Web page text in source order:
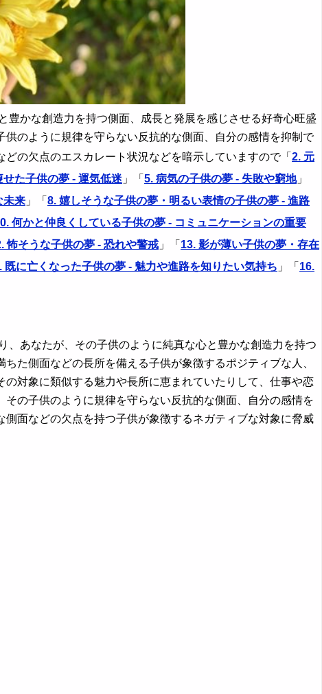
かな創造力を持つ側面、成長と発展を感じさせる好奇心旺盛
のように規律を守らない反抗的な側面、自分の感情を抑制で
の欠点のエスカレート状況などを暗示していますので「 2. 元
せた子供の夢 - 運気低迷 」「 5. 病気の子供の夢 - 失敗や窮地」
未来 」「 8. 嬉しそうな子供の夢・明るい表情の子供の夢 - 進路
何かと仲良くしている子供の夢 - コミュニケーションの重要
怖そうな子供の夢 - 恐れや警戒 」「 13. 影が薄い子供の夢・存在
既に亡くなった子供の夢 - 魅力や進路を知りたい気持ち 」「 16.
あなたが、その子供のように純真な心と豊かな創造力を持つ
た側面などの長所を備える子供が象徴するポジティブな人、
対象に類似する魅力や長所に恵まれていたりして、仕事や恋
の子供のように規律を守らない反抗的な側面、自分の感情を
面などの欠点を持つ子供が象徴するネガティブな対象に脅威